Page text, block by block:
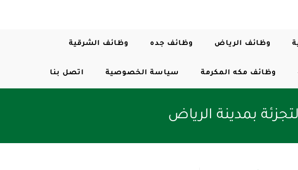
وظائف الرياض وظائف جده وظائف الشرقية
وظائف مكه المكرمة سياسة الخصوصية اتصل بنا
بمدينة الرياض